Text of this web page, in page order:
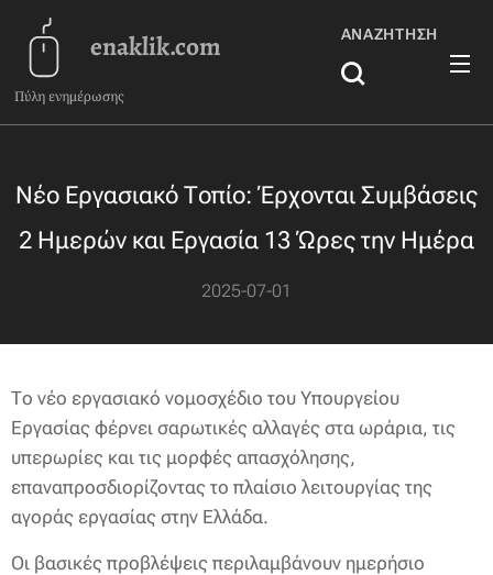
enaklik.com
Πύλη ενημέρωσης
ΑΝΑΖΉΤΗΣΗ
Νέο Εργασιακό Τοπίο: Έρχονται Συμβάσεις
2 Ημερών και Εργασία 13 Ώρες την Ημέρα
2025-07-01
Το νέο εργασιακό νομοσχέδιο του Υπουργείου
Εργασίας φέρνει σαρωτικές αλλαγές στα ωράρια, τις
υπερωρίες και τις μορφές απασχόλησης,
επαναπροσδιορίζοντας το πλαίσιο λειτουργίας της
αγοράς εργασίας στην Ελλάδα.
Οι βασικές προβλέψεις περιλαμβάνουν ημερήσιο